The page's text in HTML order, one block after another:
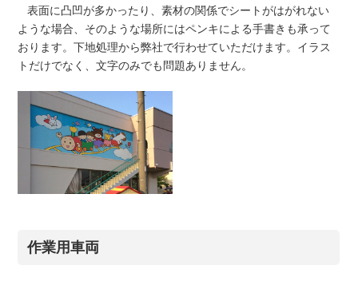
表面に凸凹が多かったり、素材の関係でシートがはがれない
ような場合、そのような場所にはペンキによる手書きも承って
おります。下地処理から弊社で行わせていただけます。イラス
トだけでなく、文字のみでも問題ありません。
作業用車両